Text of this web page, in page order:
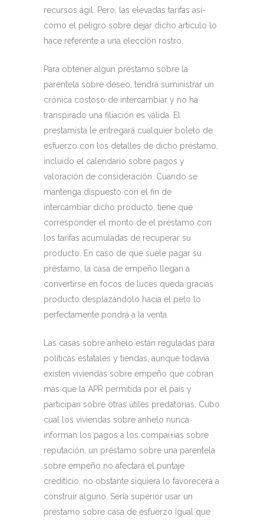
recursos ágil. Pero, las elevadas tarifas así­
como el peligro sobre dejar dicho artículo lo
hace referente a una elección rostro.
Para obtener algún préstamo sobre la
parentela sobre deseo, tendrá suministrar un
crónica costoso de intercambiar y no ha
transpirado una filiación es válida. El
prestamista le entregará cualquier boleto de
esfuerzo con los detalles de dicho préstamo,
incluido el calendario sobre pagos y
valoración de consideración. Cuando se
mantenga dispuesto con el fin de
intercambiar dicho producto, tiene que
corresponder el monto de el préstamo con
los tarifas acumuladas de recuperar su
producto. En caso de que suele pagar su
préstamo, la casa de empeño llegan a
convertirse en focos de luces queda gracias
producto desplazándolo hacia el pelo lo
perfectamente pondrá a la venta.
Las casas sobre anhelo están reguladas para
políticas estatales y tiendas, aunque todavía
existen viviendas sobre empeño que cobran
más que la APR permitida por el país y
participan sobre otras útiles predatorias. Cubo
cual los viviendas sobre anhelo nunca
informan los pagos a los compaí±ias sobre
reputación, un préstamo sobre una parentela
sobre empeño no afectará el puntaje
crediticio, no obstante siquiera lo favorecerá a
construir alguno. Serí­a superior usar un
préstamo sobre casa de esfuerzo igual que